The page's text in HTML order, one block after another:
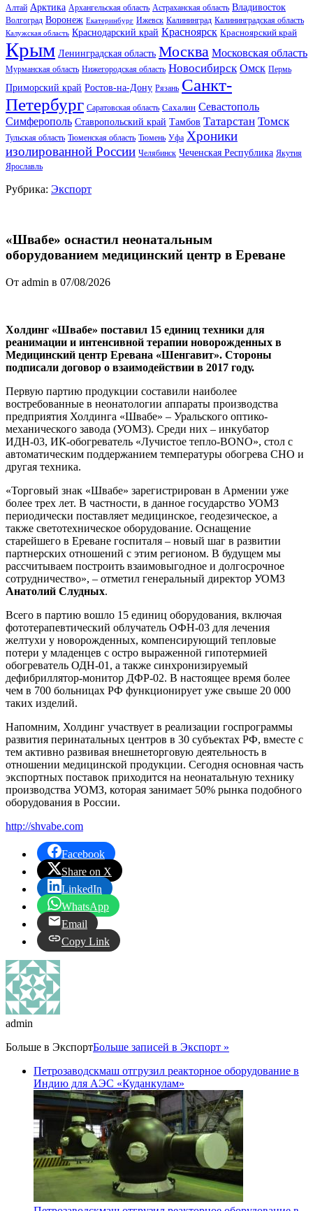
Алтай Арктика Архангельская область Астраханская область Владивосток
Волгоград Воронеж Екатеринбург Ижевск Калининград Калининградская область
Калужская область Краснодарский край Красноярск Красноярский край
Крым Ленинградская область Москва Московская область
Мурманская область Нижегородская область Новосибирск Омск Пермь
Приморский край Ростов-на-Дону Рязань Санкт-
Петербург Саратовская область Сахалин Севастополь
Симферополь Ставропольский край Тамбов Татарстан Томск
Тульская область Тюменская область Тюмень Уфа Хроники
изолированной России Челябинск Чеченская Республика Якутия
Ярославль
Рубрика: Экспорт
«Швабе» оснастил неонатальным
оборудованием медицинский центр в Ереване
От admin в 07/08/2026
Холдинг «Швабе» поставил 15 единиц техники для
реанимации и интенсивной терапии новорожденных в
Медицинский центр Еревана «Шенгавит». Стороны
подписали договор о взаимодействии в 2017 году.
Первую партию продукции составили наиболее
востребованные в неонатологии аппараты производства
предприятия Холдинга «Швабе» – Уральского оптико-
механического завода (УОМЗ). Среди них – инкубатор
ИДН-03, ИК-обогреватель «Лучистое тепло-BONO», стол с
автоматическим поддержанием температуры обогрева СНО и
другая техника.
«Торговый знак «Швабе» зарегистрирован в Армении уже
более трех лет. В частности, в данное государство УОМЗ
периодически поставляет медицинское, геодезическое, а
также светотехническое оборудование. Оснащение
старейшего в Ереване госпиталя – новый шаг в развитии
партнерских отношений с этим регионом. В будущем мы
рассчитываем построить взаимовыгодное и долгосрочное
сотрудничество», – отметил генеральный директор УОМЗ
Анатолий Слудных.
Всего в партию вошло 15 единиц оборудования, включая
фототерапевтический облучатель ОФН-03 для лечения
желтухи у новорожденных, компенсирующий тепловые
потери у младенцев с остро выраженной гипотермией
обогреватель ОДН-01, а также синхронизируемый
дефибриллятор-монитор ДФР-02. В настоящее время более
чем в 700 больницах РФ функционирует уже свыше 20 000
таких изделий.
Напомним, Холдинг участвует в реализации госпрограммы
развития перинатальных центров в 30 субъектах РФ, вместе с
тем активно развивая внешнеторговую деятельность в
отношении медицинской продукции. Сегодня основная часть
экспортных поставок приходится на неонатальную технику
производства УОМЗ, которая занимает 50% рынка подобного
оборудования в России.
http://shvabe.com
Facebook
Share on X
LinkedIn
WhatsApp
Email
Copy Link
admin
Больше в ЭкспортБольше записей в Экспорт »
Петрозаводскмаш отгрузил реакторное оборудование в
Индию для АЭС «Куданкулам»